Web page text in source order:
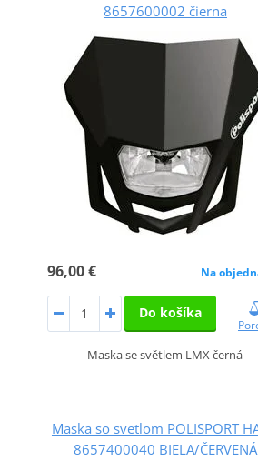
8657600002 čierna
96,00 € Na
Do košíka
Maska se světlem LMX černá
Maska so svetlom POLISPORT
8657400040 BIELA/ČERVENÁ